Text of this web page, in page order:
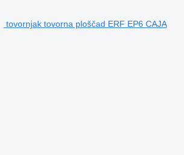
tovornjak tovorna ploščad ERF EP6 CAJA